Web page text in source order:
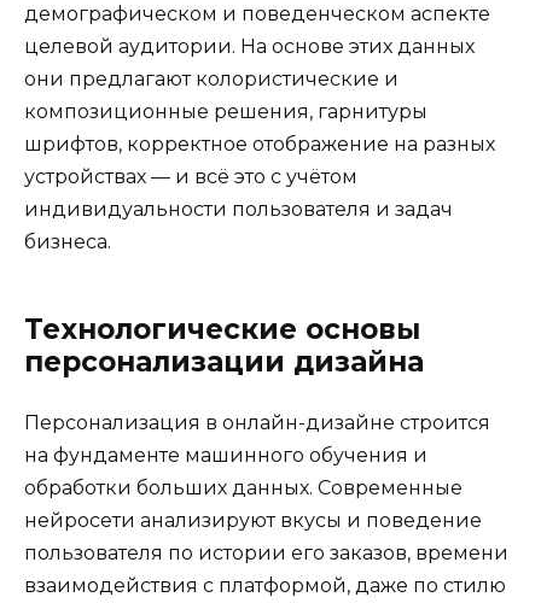
демографическом и поведенческом аспекте
целевой аудитории. На основе этих данных
они предлагают колористические и
композиционные решения, гарнитуры
шрифтов, корректное отображение на разных
устройствах — и всё это с учётом
индивидуальности пользователя и задач
бизнеса.
Технологические основы
персонализации дизайна
Персонализация в онлайн-дизайне строится
на фундаменте машинного обучения и
обработки больших данных. Современные
нейросети анализируют вкусы и поведение
пользователя по истории его заказов, времени
взаимодействия с платформой, даже по стилю